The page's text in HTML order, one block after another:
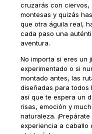
cruzarás con ciervos,
montesas y quizás
que otra águila real,
cada paso una
aventura.
No importa si eres un
experimentado o si
montado antes, las
diseñadas para todos
así que te espera un
risas, emoción y
naturaleza.
experiencia a caballo